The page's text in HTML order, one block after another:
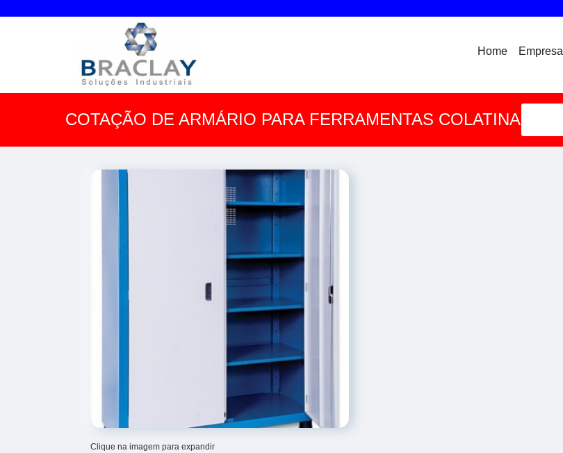
Home Empresa
COTAÇÃO DE ARMÁRIO PARA FERRAMENTAS COLATINA
Clique na imagem para expandir